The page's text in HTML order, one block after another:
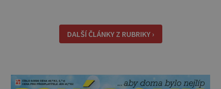
během dne a určitě se vám hodí na výletě,
protože v batohu nezabere téměř žádné místo
DALŠÍ ČLÁNKY Z RUBRIKY ›